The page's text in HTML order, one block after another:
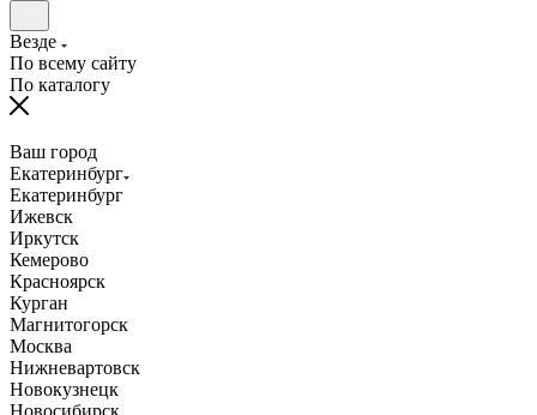
Везде
По всему сайту
По каталогу
Ваш город
Екатеринбург
Екатеринбург
Ижевск
Иркутск
Кемерово
Красноярск
Курган
Магнитогорск
Москва
Нижневартовск
Новокузнецк
Новосибирск